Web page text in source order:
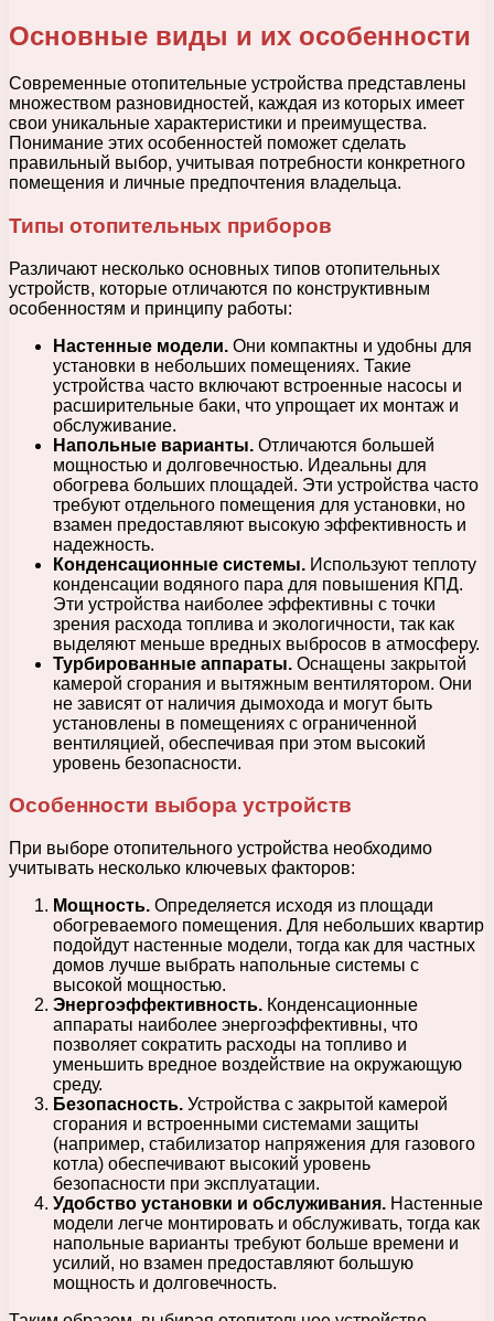
Основные виды и их особенности
Современные отопительные устройства представлены
множеством разновидностей, каждая из которых имеет
свои уникальные характеристики и преимущества.
Понимание этих особенностей поможет сделать
правильный выбор, учитывая потребности конкретного
помещения и личные предпочтения владельца.
Типы отопительных приборов
Различают несколько основных типов отопительных
устройств, которые отличаются по конструктивным
особенностям и принципу работы:
Настенные модели. Они компактны и удобны для
установки в небольших помещениях. Такие
устройства часто включают встроенные насосы и
расширительные баки, что упрощает их монтаж и
обслуживание.
Напольные варианты. Отличаются большей
мощностью и долговечностью. Идеальны для
обогрева больших площадей. Эти устройства часто
требуют отдельного помещения для установки, но
взамен предоставляют высокую эффективность и
надежность.
Конденсационные системы. Используют теплоту
конденсации водяного пара для повышения КПД.
Эти устройства наиболее эффективны с точки
зрения расхода топлива и экологичности, так как
выделяют меньше вредных выбросов в атмосферу.
Турбированные аппараты. Оснащены закрытой
камерой сгорания и вытяжным вентилятором. Они
не зависят от наличия дымохода и могут быть
установлены в помещениях с ограниченной
вентиляцией, обеспечивая при этом высокий
уровень безопасности.
Особенности выбора устройств
При выборе отопительного устройства необходимо
учитывать несколько ключевых факторов:
Мощность. Определяется исходя из площади
обогреваемого помещения. Для небольших квартир
подойдут настенные модели, тогда как для частных
домов лучше выбрать напольные системы с
высокой мощностью.
Энергоэффективность. Конденсационные
аппараты наиболее энергоэффективны, что
позволяет сократить расходы на топливо и
уменьшить вредное воздействие на окружающую
среду.
Безопасность. Устройства с закрытой камерой
сгорания и встроенными системами защиты
(например, стабилизатор напряжения для газового
котла) обеспечивают высокий уровень
безопасности при эксплуатации.
Удобство установки и обслуживания. Настенные
модели легче монтировать и обслуживать, тогда как
напольные варианты требуют больше времени и
усилий, но взамен предоставляют большую
мощность и долговечность.